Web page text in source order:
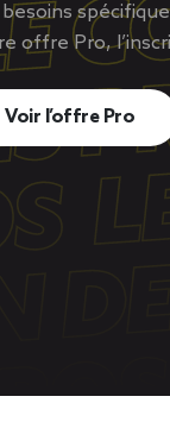
offre Pro,
Voir l’offre Pro